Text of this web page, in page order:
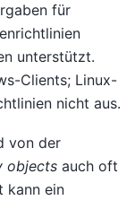
für
unterstützt.
Clients; Linux-
nicht aus.
von der
objects auch oft
kann ein